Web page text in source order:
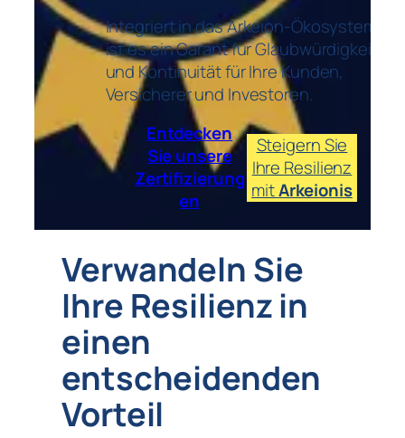
Integriert in das Arkeion-Ökosystem
ist es ein Garant für Glaubwürdigkeit
und Kontinuität für Ihre Kunden,
Versicherer und Investoren.
Entdecken
Sie unsere
Zertifizierung
en
Steigern Sie
Ihre Resilienz
mitArkeionis
Verwandeln Sie
Ihre Resilienz in
einen
entscheidenden
Vorteil